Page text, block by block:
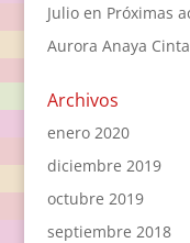
Julioen Próximas
Aurora Anaya
Archivos
enero 2020
diciembre 2019
octubre 2019
septiembre 2018